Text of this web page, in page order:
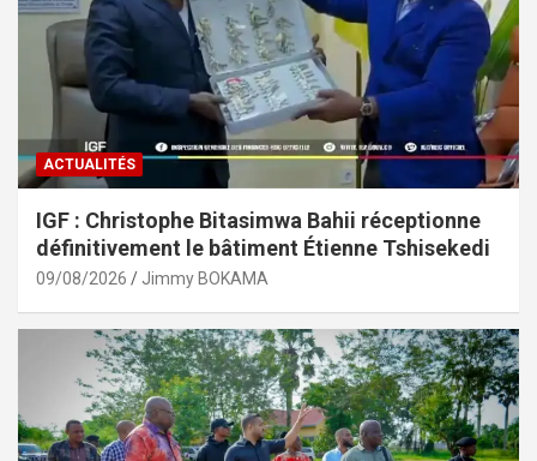
ACTUALITÉS
IGF : Christophe Bitasimwa Bahii réceptionne
définitivement le bâtiment Étienne Tshisekedi
09/08/2026 Jimmy BOKAMA